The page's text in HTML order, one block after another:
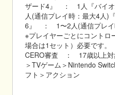
ザード4』 ： 1人『バイ
人(通信プレイ時：最大4人)
6』 ： 1〜2人(通信プレイ
※プレイヤーごとにコントロ
場合は1セット）必要です。
CERO審査 ： 17歳以上対
＞TVゲーム＞Nintendo
フト＞アクション